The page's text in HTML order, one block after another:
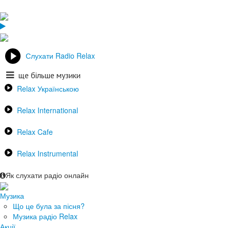
Слухати Radio Relax
ще більше музики
Relax Українською
Relax International
Relax Cafe
Relax Instrumental
Як слухати радіо онлайн
Музика
Що це була за пісня?
Музика радіо Relax